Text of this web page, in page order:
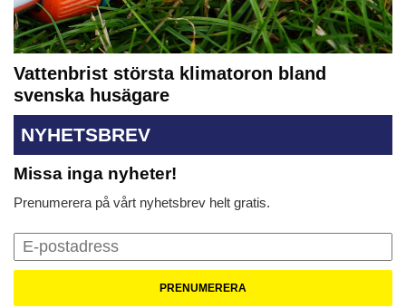
Vattenbrist största klimatoron bland
svenska husägare
NYHETSBREV
Missa inga nyheter!
Prenumerera på vårt nyhetsbrev helt gratis.